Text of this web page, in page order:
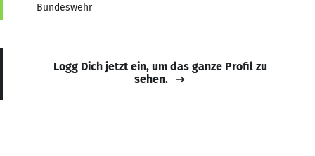
Bundeswehr
Logg Dich jetzt ein, um das ganze Profil zu
sehen.